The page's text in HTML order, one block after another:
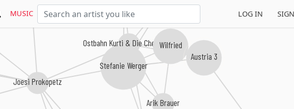
MUSIC LOG IN
Arik Brauer
Stefanie Werger
Ostbahn Kurti & Die Chefpartie
Joesi Prokopetz
Wilfried
Sigi Maron
Austria 3